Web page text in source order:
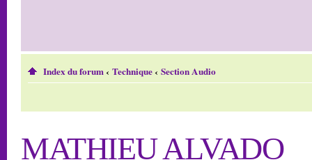
Index du forum‹ Technique‹ Section Audio
MATHIEU ALVADO